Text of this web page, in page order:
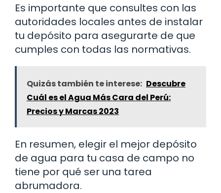
Es importante que consultes con las
autoridades locales antes de instalar
tu depósito para asegurarte de que
cumples con todas las normativas.
Quizás también te interese: Descubre
Cuál es el Agua Más Cara del Perú:
Precios y Marcas 2023
En resumen, elegir el mejor depósito
de agua para tu casa de campo no
tiene por qué ser una tarea
abrumadora.